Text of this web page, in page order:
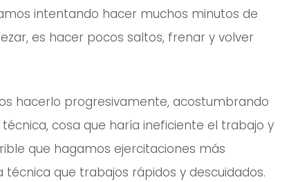
intentando hacer muchos minutos de
es hacer pocos saltos, frenar y volver
hacerlo progresivamente, acostumbrando
cosa que haría ineficiente el trabajo y
que hagamos ejercitaciones más
que trabajos rápidos y descuidados.